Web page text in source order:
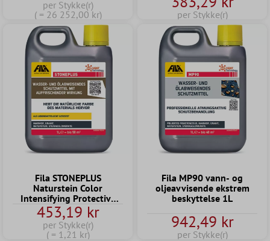
per Stykke(r)
( = 26 252,00 kr)
per Stykke(r)
Fila STONEPLUS
Naturstein Color
Intensifying Protective
Agent 375 ml
453,19 kr
per Stykke(r)
( = 1,21 kr)
Fila MP90 vann- og
oljeavvisende ekstrem
beskyttelse 1L
942,49 kr
per Stykke(r)